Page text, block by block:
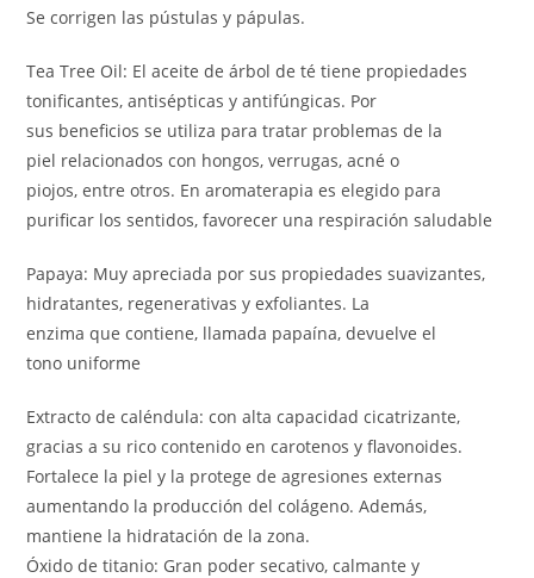
Se corrigen las pústulas y pápulas.
Tea Tree Oil: El aceite de árbol de té tiene propiedades
tonificantes, antisépticas y antifúngicas. Por
sus beneficios se utiliza para tratar problemas de la
piel relacionados con hongos, verrugas, acné o
piojos, entre otros. En aromaterapia es elegido para
purificar los sentidos, favorecer una respiración saludable
Papaya: Muy apreciada por sus propiedades suavizantes,
hidratantes, regenerativas y exfoliantes. La
enzima que contiene, llamada papaína, devuelve el
tono uniforme
Extracto de caléndula: con alta capacidad cicatrizante,
gracias a su rico contenido en carotenos y flavonoides.
Fortalece la piel y la protege de agresiones externas
aumentando la producción del colágeno. Además,
mantiene la hidratación de la zona.
Óxido de titanio: Gran poder secativo, calmante y